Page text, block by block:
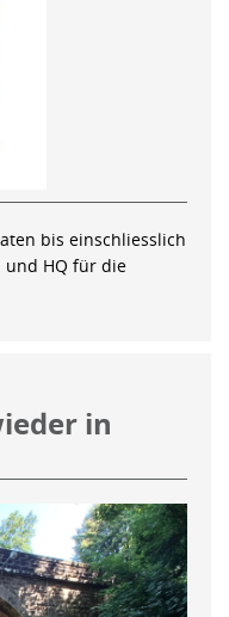
bis einschliesslich
und HQ für die
in